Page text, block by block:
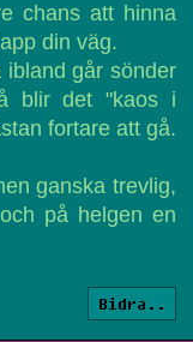
chans att hinna
din väg.
går sönder
blir det "kaos i
fortare att gå.
ganska trevlig,
på helgen en
Bidra..